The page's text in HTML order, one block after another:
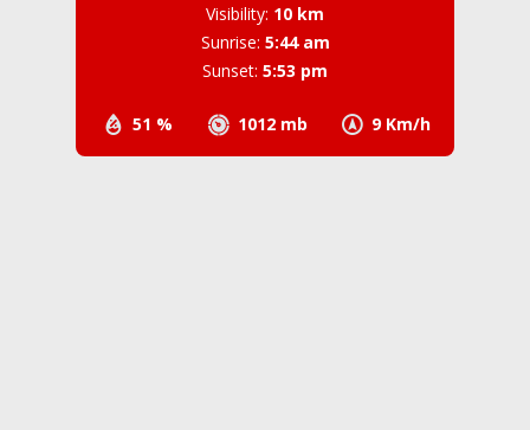
51 % 1012 mb 9 Km/h
Visibility: 10 km
Sunrise: 5:44 am
Sunset: 5:53 pm